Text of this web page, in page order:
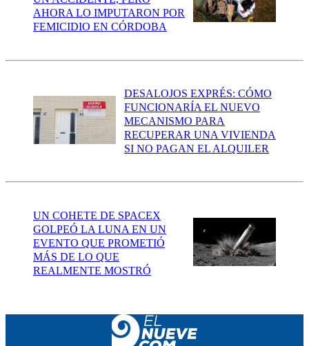
AHORA LO IMPUTARON POR
FEMICIDIO EN CÓRDOBA
DESALOJOS EXPRÉS: CÓMO
FUNCIONARÍA EL NUEVO
MECANISMO PARA
RECUPERAR UNA VIVIENDA
SI NO PAGAN EL ALQUILER
UN COHETE DE SPACEX
GOLPEÓ LA LUNA EN UN
EVENTO QUE PROMETIÓ
MÁS DE LO QUE
REALMENTE MOSTRÓ